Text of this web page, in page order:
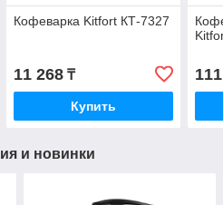
Кофеварка Kitfort КТ-7327
11 268₸
Купить
и новинки